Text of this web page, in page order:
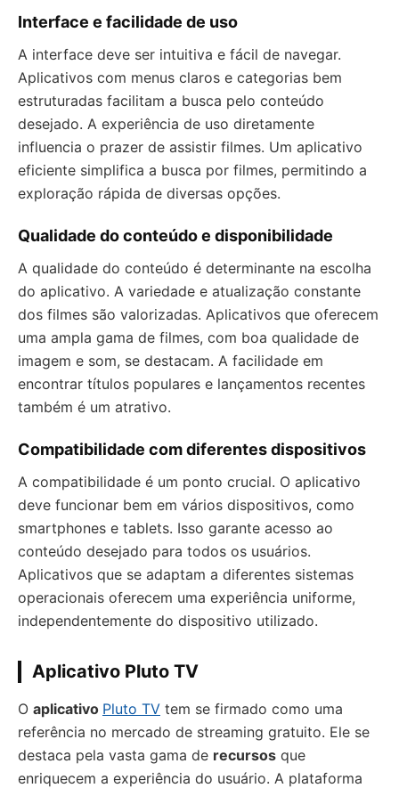
Interface e facilidade de uso
A interface deve ser intuitiva e fácil de navegar.
Aplicativos com menus claros e categorias bem
estruturadas facilitam a busca pelo conteúdo
desejado. A experiência de uso diretamente
influencia o prazer de assistir filmes. Um aplicativo
eficiente simplifica a busca por filmes, permitindo a
exploração rápida de diversas opções.
Qualidade do conteúdo e disponibilidade
A qualidade do conteúdo é determinante na escolha
do aplicativo. A variedade e atualização constante
dos filmes são valorizadas. Aplicativos que oferecem
uma ampla gama de filmes, com boa qualidade de
imagem e som, se destacam. A facilidade em
encontrar títulos populares e lançamentos recentes
também é um atrativo.
Compatibilidade com diferentes dispositivos
A compatibilidade é um ponto crucial. O aplicativo
deve funcionar bem em vários dispositivos, como
smartphones e tablets. Isso garante acesso ao
conteúdo desejado para todos os usuários.
Aplicativos que se adaptam a diferentes sistemas
operacionais oferecem uma experiência uniforme,
independentemente do dispositivo utilizado.
Aplicativo Pluto TV
O aplicativo Pluto TV tem se firmado como uma
referência no mercado de streaming gratuito. Ele se
destaca pela vasta gama de recursos que
enriquecem a experiência do usuário. A plataforma